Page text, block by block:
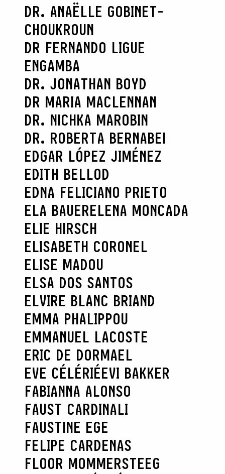
DR. ANAËLLE GOBINET-
CHOUKROUN
DR FERNANDO LIGUE
ENGAMBA
DR. JONATHAN BOYD
DR MARIA MACLENNAN
DR. NICHKA MAROBIN
DR. ROBERTA BERNABEI
EDGAR LÓPEZ JIMÉNEZ
EDITH BELLOD
EDNA FELICIANO PRIETO
ELA BAUERELENA MONCADA
ELIE HIRSCH
ELISABETH CORONEL
ELISE MADOU
ELSA DOS SANTOS
ELVIRE BLANC BRIAND
EMMA PHALIPPOU
EMMANUEL LACOSTE
ERIC DE DORMAEL
EVE CÉLÉRIÉEVI BAKKER
FABIANNA ALONSO
FAUST CARDINALI
FAUSTINE EGE
FELIPE CARDENAS
FLOOR MOMMERSTEEG